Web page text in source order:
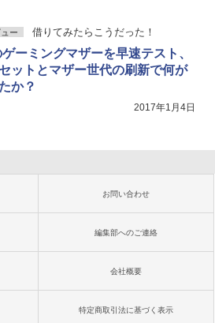
ー 借りてみたらこうだった！
ーミングマザーを早速テスト、
ットとマザー世代の刷新で何が
か？
2017年1月4日
お問い合わせ
編集部へのご連絡
会社概要
特定商取引法に基づく表示